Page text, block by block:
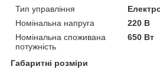
Тип управління
Номінальна напруга
220 В
Номінальна споживана
потужність
650 Вт
Габаритні розміри